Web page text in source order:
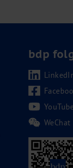
bdp
YouTube
WeChat